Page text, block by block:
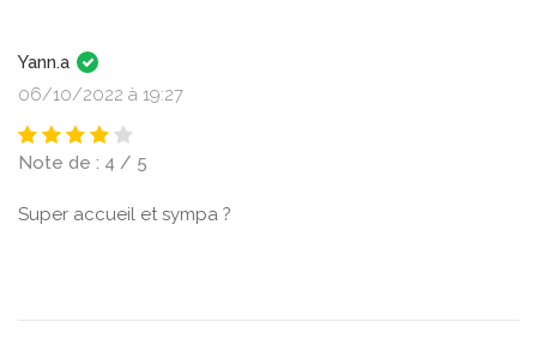
Yann.a
06/10/2022 à 19:27
Note de : 4 / 5
Super accueil et sympa ?